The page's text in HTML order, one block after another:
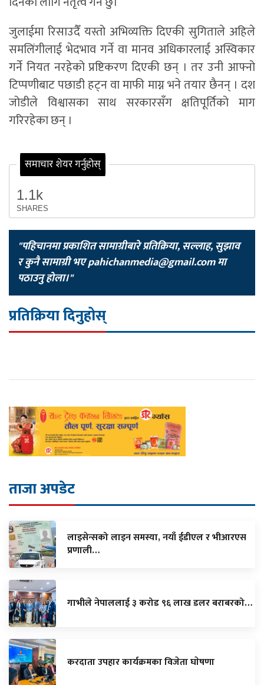
जुलाईमा रिसाउदैँ यस्तो अभिव्यक्ति दिएकी सुगिताले अहिले
समलिंगीलाई भेदभाव गर्ने वा मानव अधिकारलाई अस्विकार
गर्ने नियत नरहेको प्रष्टिकरण दिएकी छन् । तर उनी आफ्नो
टिप्पणीबाट पछाडी हट्न वा माफी माग्न भने तयार छैनन् । दश
जोडीले विश्वासका साथ सरकारसँग क्षतिपूर्तिको माग
गरिरहेका छन् ।
समाचार शेयर गर्नुहोस्
1.1k
SHARES
"पहिचानमा प्रकाशित सामाग्रीबारे प्रतिक्रिया, सल्लाह, सुझाव
र कुनै सामाग्री भएpahichanmedia@gmail.comमा
पठाउनु होला।"
प्रतिक्रिया दिनुहोस्
ताजा अपडेट
लाइसेन्सको लाइन समस्या, नयाँ ईडीएल र भीआरएस
प्रणाली…
गाभीले नेपाललाई ३ करोड ९६ लाख डलर बराबरको…
करदाता उपहार कार्यक्रमका विजेता घाेषणा